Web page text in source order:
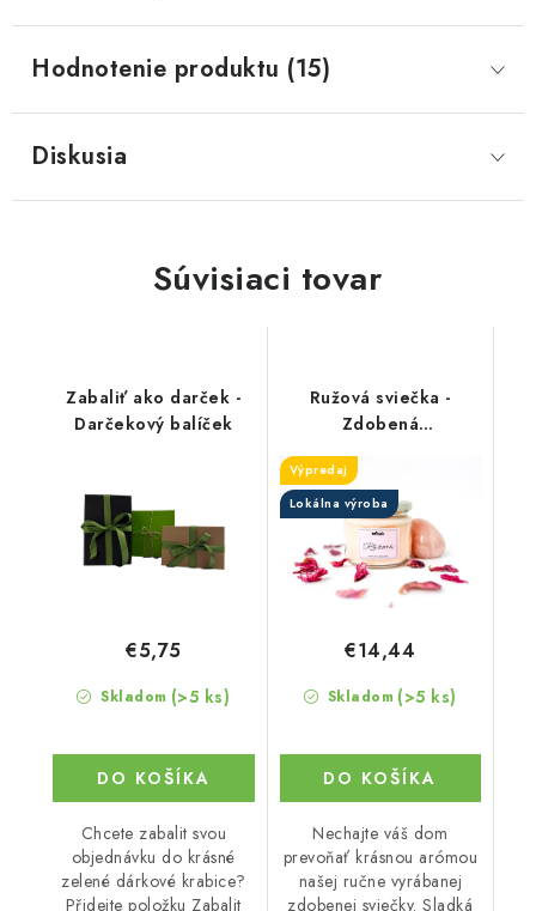
Hodnotenie produktu (15)
Diskusia
Súvisiaci tovar
Zabaliť ako darček -
Darčekový balíček
Skladom (>5 ks)
€5,75
DO KOŠÍKA
Chcete zabalit svou
objednávku do krásné
zelené dárkové krabice?
Přidejte položku Zabalit
Ružová sviečka -
Zdobená
aromatizovaná
Výpredaj
Lokálna výroba
Skladom (>5 ks)
€14,44
DO KOŠÍKA
Nechajte váš dom
prevoňať krásnou arómou
našej ručne vyrábanej
zdobenej sviečky. Sladká